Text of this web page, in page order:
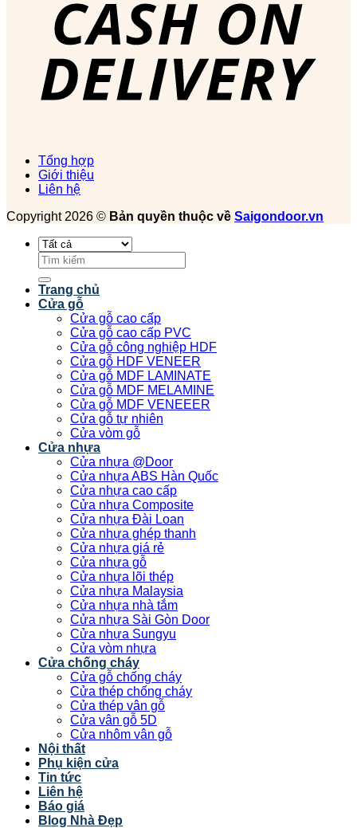
Tổng hợp
Giới thiệu
Liên hệ
Copyright 2026 © Bản quyền thuộc về Saigondoor.vn
Tìm
kiếm:
Trang chủ
Cửa gỗ
Cửa gỗ cao cấp
Cửa gỗ cao cấp PVC
Cửa gỗ công nghiệp HDF
Cửa gỗ HDF VENEER
Cửa gỗ MDF LAMINATE
Cửa gỗ MDF MELAMINE
Cửa gỗ MDF VENEEER
Cửa gỗ tự nhiên
Cửa vòm gỗ
Cửa nhựa
Cửa nhựa @Door
Cửa nhựa ABS Hàn Quốc
Cửa nhựa cao cấp
Cửa nhựa Composite
Cửa nhựa Đài Loan
Cửa nhựa ghép thanh
Cửa nhựa giá rẻ
Cửa nhựa gỗ
Cửa nhựa lõi thép
Cửa nhựa Malaysia
Cửa nhựa nhà tắm
Cửa nhựa Sài Gòn Door
Cửa nhựa Sungyu
Cửa vòm nhựa
Cửa chống cháy
Cửa gỗ chống cháy
Cửa thép chống cháy
Cửa thép vân gỗ
Cửa vân gỗ 5D
Cửa nhôm vân gỗ
Nội thất
Phụ kiện cửa
Tin tức
Liên hệ
Báo giá
Blog Nhà Đẹp